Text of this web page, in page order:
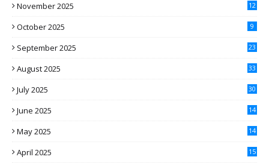
November 2025 12
October 2025 9
September 2025 23
August 2025 33
July 2025 30
June 2025 14
May 2025 14
April 2025 15